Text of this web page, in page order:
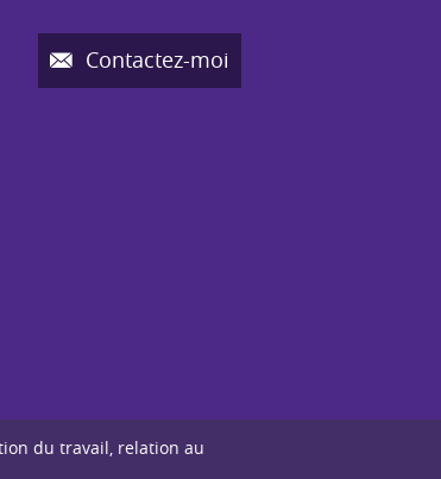
Contactez-moi
du travail, relation au